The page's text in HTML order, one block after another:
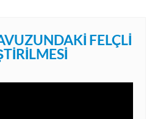
FELÇLI